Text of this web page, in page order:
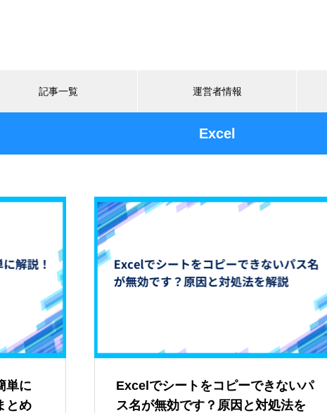
記事一覧 運営者情報
Excel
単に
とめ
Excelでシートをコピーできないパ
ス名が無効です？原因と対処法を